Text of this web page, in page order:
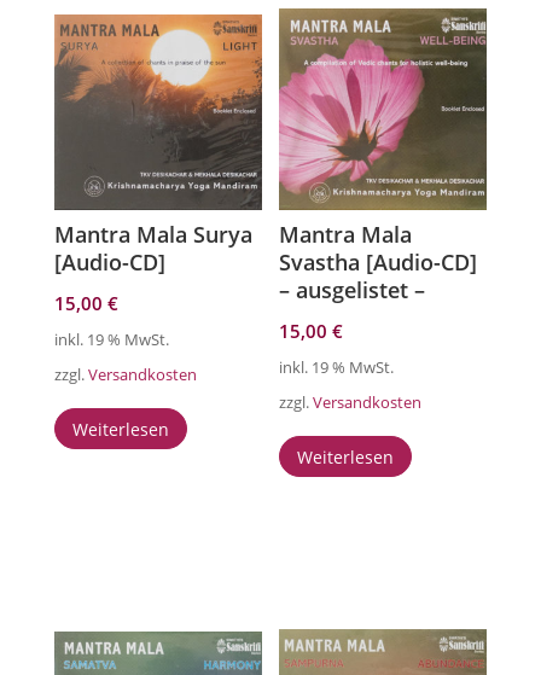
Mantra Mala Surya
[Audio-CD]
15,00 €
inkl. 19 % MwSt.
zzgl.Versandkosten
Weiterlesen
Mantra Mala
Svastha [Audio-CD]
– ausgelistet –
15,00€
inkl. 19 % MwSt.
zzgl.Versandkosten
Weiterlesen